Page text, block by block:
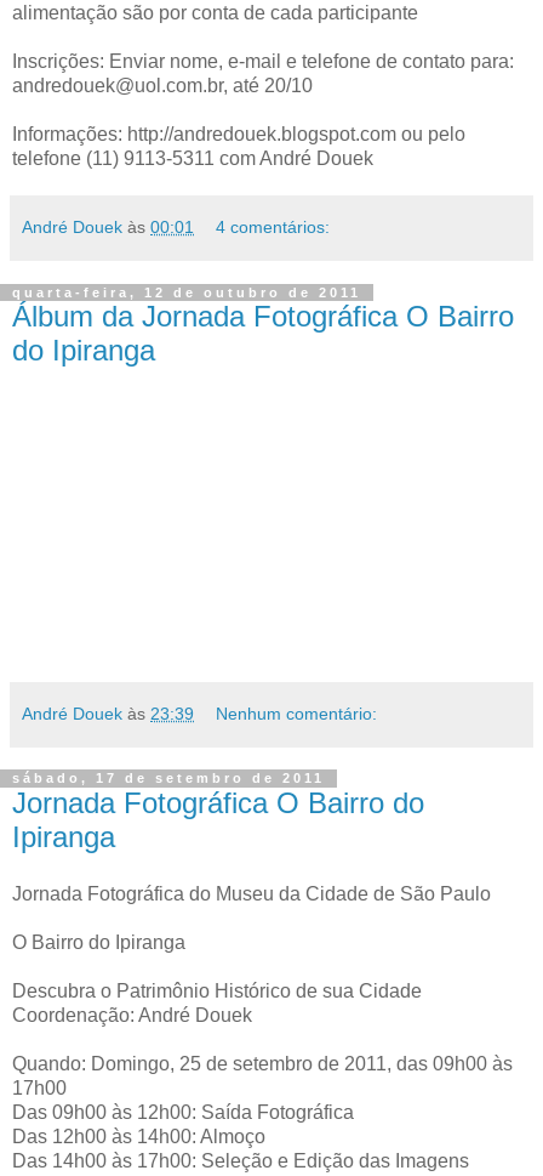
alimentação são por conta de cada participante
Inscrições: Enviar nome, e-mail e telefone de contato para:
andredouek@uol.com.br, até 20/10
Informações: http://andredouek.blogspot.com ou pelo
telefone (11) 9113-5311 com André Douek
André Douek às 00:01 4 comentários:
quarta-feira, 12 de outubro de 2011
Álbum da Jornada Fotográfica O Bairro
do Ipiranga
André Douek às 23:39 Nenhum comentário:
sábado, 17 de setembro de 2011
Jornada Fotográfica O Bairro do
Ipiranga
Jornada Fotográfica do Museu da Cidade de São Paulo
O Bairro do Ipiranga
Descubra o Patrimônio Histórico de sua Cidade
Coordenação: André Douek
Quando: Domingo, 25 de setembro de 2011, das 09h00 às
17h00
Das 09h00 às 12h00: Saída Fotográfica
Das 12h00 às 14h00: Almoço
Das 14h00 às 17h00: Seleção e Edição das Imagens